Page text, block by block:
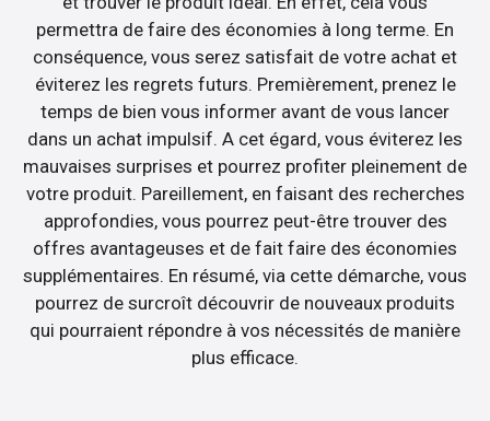
permettra de faire des économies à long terme. En
conséquence, vous serez satisfait de votre achat et
éviterez les regrets futurs. Premièrement, prenez le
temps de bien vous informer avant de vous lancer
dans un achat impulsif. A cet égard, vous éviterez les
mauvaises surprises et pourrez profiter pleinement de
votre produit. Pareillement, en faisant des recherches
approfondies, vous pourrez peut-être trouver des
offres avantageuses et de fait faire des économies
supplémentaires. En résumé, via cette démarche, vous
pourrez de surcroît découvrir de nouveaux produits
qui pourraient répondre à vos nécessités de manière
plus efficace.